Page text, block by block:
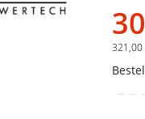
springen
321,00